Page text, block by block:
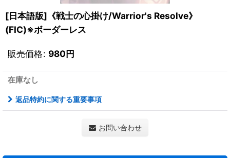
[日本語版]《戦士の心掛け/Warrior's Resolve》
(FIC)※ボーダーレス
販売価格: 980円
在庫なし
返品特約に関する重要事項
お問い合わせ